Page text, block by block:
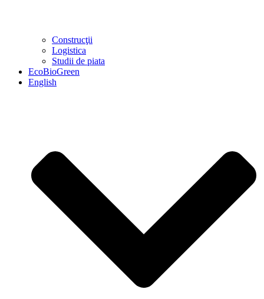
Construcţii
Logistica
Studii de piata
EcoBioGreen
English